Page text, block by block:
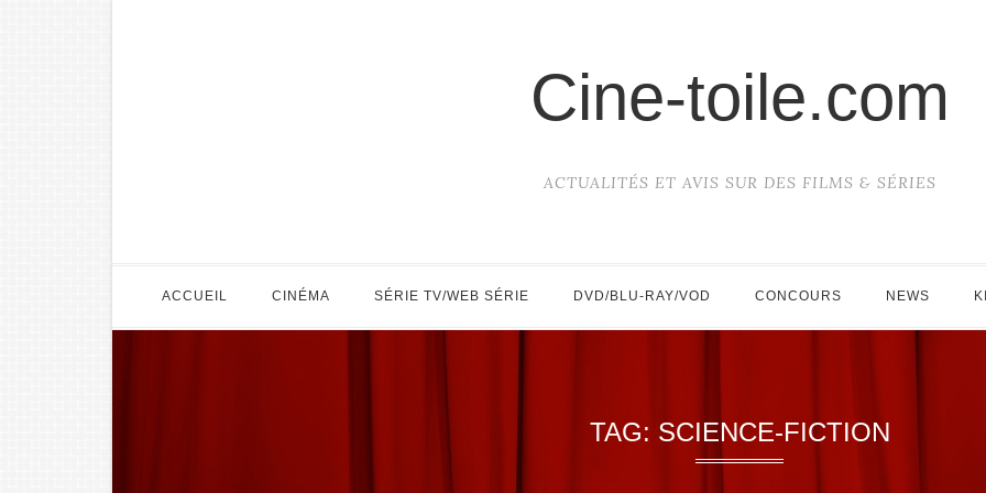
Cine-toile.com
ACTUALITÉS ET AVIS SUR DES FILMS & SÉRIES
ACCUEIL CINÉMA SÉRIE TV/WEB SÉRIE DVD/BLU-RAY/VOD CONCOURS NEWS
TAG: SCIENCE-FICTION